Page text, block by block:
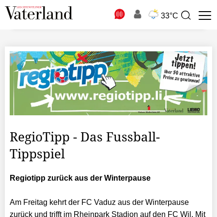
33°C
Suchbegriff
RegioTipp - Das Fussball-
Tippspiel
Regiotipp zurück aus der Winterpause
Am Freitag kehrt der FC Vaduz aus der Winterpause
zurück und trifft im Rheinpark Stadion auf den FC Wil. Mit